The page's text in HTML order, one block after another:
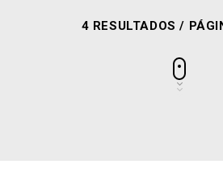
4 RESULTADOS /